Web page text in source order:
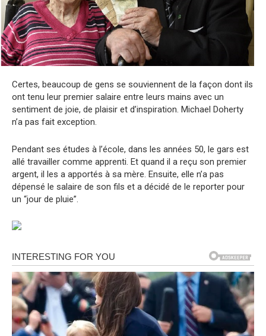
Certes, beaucoup de gens se souviennent de la façon dont ils
ont tenu leur premier salaire entre leurs mains avec un
sentiment de joie, de plaisir et d’inspiration. Michael Doherty
n’a pas fait exception.
Pendant ses études à l’école, dans les années 50, le gars est
allé travailler comme apprenti. Et quand il a reçu son premier
argent, il les a apportés à sa mère. Ensuite, elle n’a pas
dépensé le salaire de son fils et a décidé de le reporter pour
un “jour de pluie”.